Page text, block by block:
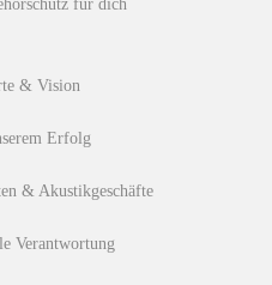
für dich
& Vision
Erfolg
& Akustikgeschäfte
Verantwortung